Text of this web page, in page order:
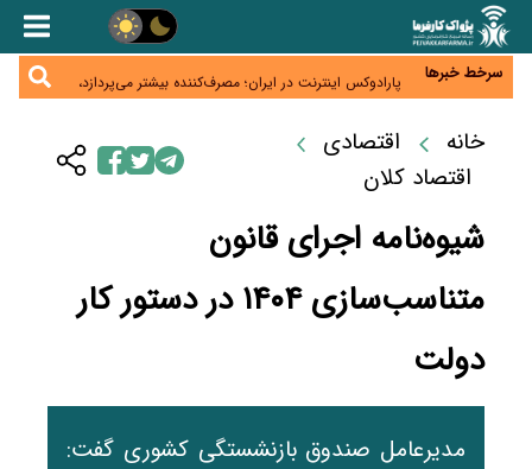
سرخط خبرها
زائران اربعین نگران ارز باقی‌مانده نباشند؛ خرید دینار در
جنگ کریدورها وارد فاز جدید شد؛ سرمایه‌گذاری ۳۴۵
پارادوکس اینترنت در ایران؛ مصرف‌کننده بیشتر می‌پردازد،
شبکه کمتر توسعه می‌یابد
جدید سیاست‌های مالیاتی در حمایت از تولید
معمای تأمین ۸۰ همت معوقات بازنشستگان؛ بانک رفاه
وارد میدان شد
خانه
اقتصادی
اقتصاد کلان
شیوه‌نامه اجرای قانون
متناسب‌سازی ۱۴۰۴ در دستور کار
دولت
مدیرعامل صندوق بازنشستگی کشوری گفت: